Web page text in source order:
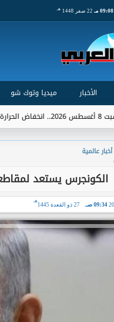
09:08 مـ 22 صفر 1448 هـ
الأخبار ميديا وتوك شو
أخبار عالمية
الكونجرس يستعد
09:34 صـ 27 ذو القعدة 1445
هـ